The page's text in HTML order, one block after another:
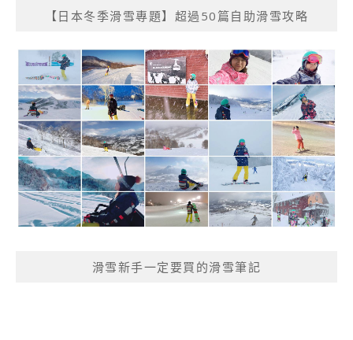
【日本冬季滑雪專題】超過50篇自助滑雪攻略
滑雪新手一定要買的滑雪筆記